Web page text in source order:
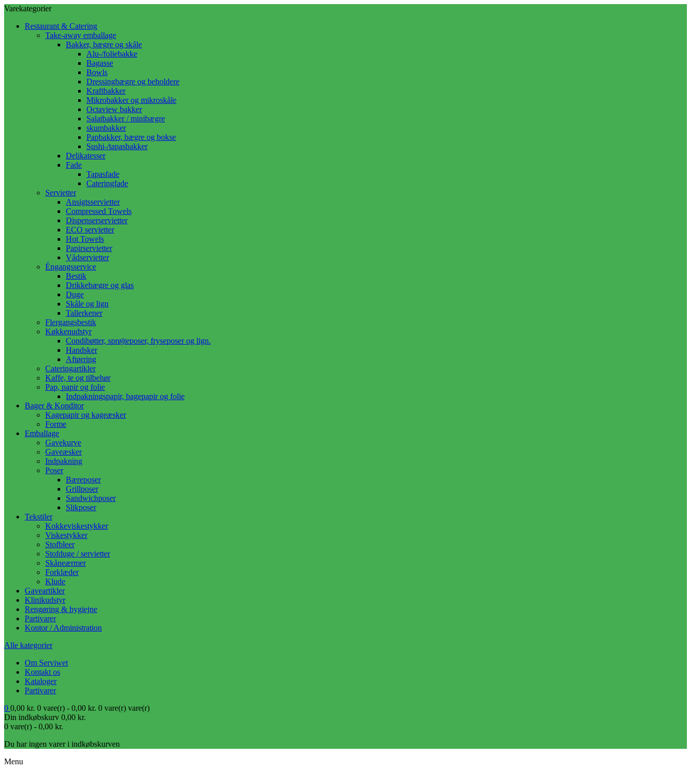
Varekategorier
Restaurant & Catering
Take-away emballage
Bakker, bægre og skåle
Alu-/foliebakke
Bagasse
Bowls
Dressingbægre og beholdere
Kraftbakker
Mikrobakker og mikroskåle
Octaview bakker
Salatbakker / minibægre
skumbakker
Papbakker, bægre og bokse
Sushi-/tapasbakker
Delikatesser
Fade
Tapasfade
Cateringfade
Servietter
Ansigtsservietter
Compressed Towels
Dispenserservietter
ECO servietter
Hot Towels
Papirservietter
Vådservietter
Éngangsservice
Bestik
Drikkebægre og glas
Duge
Skåle og lign
Tallerkener
Flergangsbestik
Køkkenudstyr
Condibøtter, sprøjteposer, fryseposer og lign.
Handsker
Aftørring
Cateringartikler
Kaffe, te og tilbehør
Pap, papir og folie
Indpakningspapir, bagepapir og folie
Bager & Konditor
Kagepapir og kageæsker
Forme
Emballage
Gavekurve
Gaveæsker
Indpakning
Poser
Bæreposer
Grillposer
Sandwichposer
Slikposer
Tekstiler
Kokkeviskestykker
Viskestykker
Stofbleer
Stofduge / servietter
Skåneærmer
Forklæder
Klude
Gaveartikler
Klinikudstyr
Rengøring & hygiejne
Partivarer
Kontor / Administration
Alle kategorier
Om Serviwet
Kontakt os
Kataloger
Partivarer
0 0,00 kr. 0 vare(r) - 0,00 kr. 0 vare(r) vare(r)
Din indkøbskurv 0,00 kr.
0 vare(r) - 0,00 kr.
Du har ingen varer i indkøbskurven
Menu